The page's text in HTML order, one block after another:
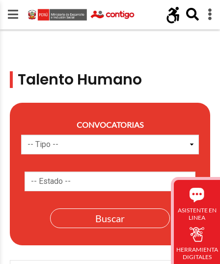
Talento Humano
CONVOCATORIAS
ASISTENTE EN
LINEA
HERRAMIENTA
DIGITALES